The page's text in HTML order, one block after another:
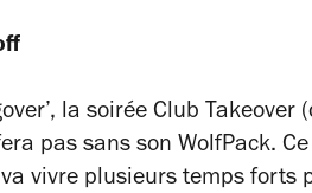
la soirée Club Takeover
pas sans son WolfPack.
vivre plusieurs temps forts